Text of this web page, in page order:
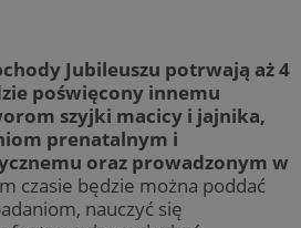
Jubileuszu potrwają aż 4
poświęcony innemu
szyjki macicy i jajnika,
prenatalnym i
oraz prowadzonym w
czasie będzie można poddać
nauczyć się